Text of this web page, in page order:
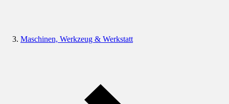
Maschinen, Werkzeug & Werkstatt